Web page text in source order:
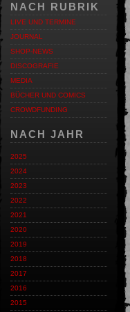
NACH RUBRIK
LIVE UND TERMINE
JOURNAL
SHOP-NEWS
DISCOGRAFIE
MEDIA
BÜCHER UND COMICS
CROWDFUNDING
NACH JAHR
2025
2024
2023
2022
2021
2020
2019
2018
2017
2016
2015